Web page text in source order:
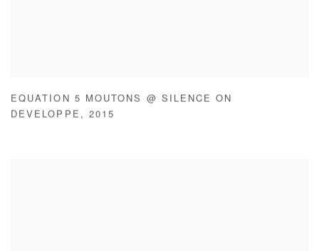
EQUATION 5 MOUTONS @ SILENCE ON
DEVELOPPE , 2015